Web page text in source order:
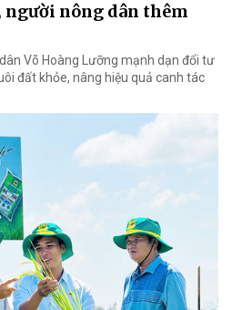
người nông dân thêm
Võ Hoàng Lưỡng mạnh dạn đổi tư
đất khỏe, nâng hiệu quả canh tác